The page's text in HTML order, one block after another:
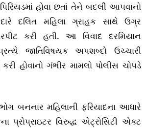
હોવા છતાં તેને બદલી આપવાનો
દલિત મહિલા ગ્રાહક સાથે ઉગ્ર
કરી હતી. આ વિવાદ દરમિયાન
જાતિવિષયક અપશબ્દો ઉચ્ચારી
હોવાનો ગંભીર મામલો પોલીસ ચોપડે
બનનાર મહિલાની ફરિયાદના આધારે
પ્રોપ્રાઇટર વિરુદ્ધ એટ્રોસિટી એક્ટ